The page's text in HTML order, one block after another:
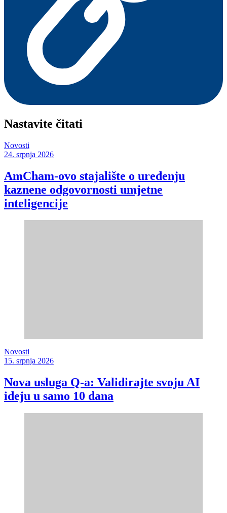
Nastavite čitati
Novosti
24. srpnja 2026
AmCham-ovo stajalište o uređenju
kaznene odgovornosti umjetne
inteligencije
Novosti
15. srpnja 2026
Nova usluga Q-a: Validirajte svoju AI
ideju u samo 10 dana